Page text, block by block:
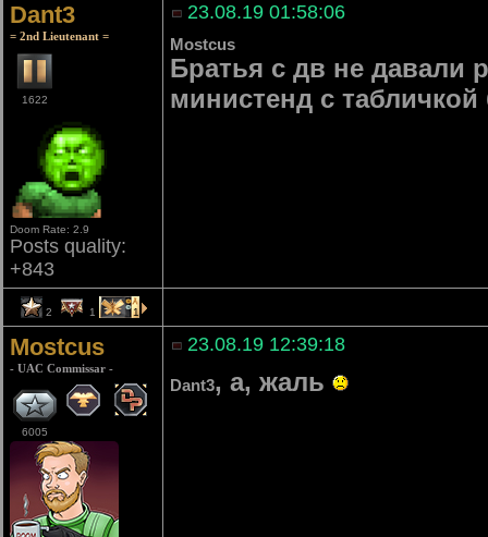
Dant3
= 2nd Lieutenant =
1622
Doom Rate: 2.9
Posts quality:
+843
23.08.19 01:58:06
Mostcus
Братья с дв не давали
министенд с
2 1 1
Mostcus
- UAC Commissar -
6005
23.08.19 12:39:18
Dant3, а, жаль